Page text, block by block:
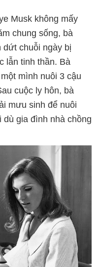
Musk không mấy
chung sống, bà
dứt chuỗi ngày bị
lẫn tinh thần. Bà
mình nuôi 3 cậu
cuộc ly hôn, bà
mưu sinh để nuôi
dù gia đình nhà chồng